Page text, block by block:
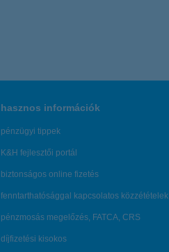
hasznos információk
pénzügyi tippek
K&H fejlesztői portál
biztonságos online fizetés
fenntarthatósággal kapcsolatos közzétételek
pénzmosás megelőzés, FATCA, CRS
díjfizetési kisokos